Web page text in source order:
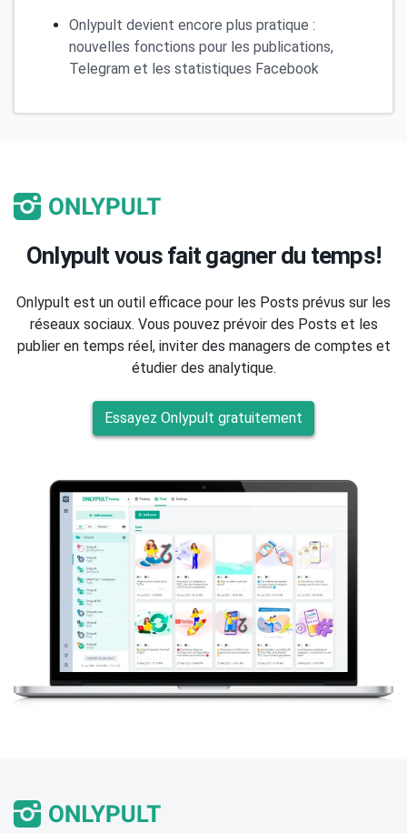
Onlypult devient encore plus pratique :
nouvelles fonctions pour les publications,
Telegram et les statistiques Facebook
Onlypult vous fait gagner du temps!
Onlypult est un outil efficace pour les Posts prévus sur les
réseaux sociaux. Vous pouvez prévoir des Posts et les
publier en temps réel, inviter des managers de comptes et
étudier des analytique.
Essayez Onlypult gratuitement